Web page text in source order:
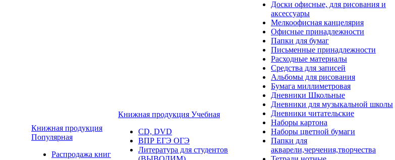
Книжная продукция
Популярная
Распродажа книг
Книжная продукция Учебная
CD, DVD
ВПР ЕГЭ ОГЭ
Литература для студентов
Доски офисные, для рисования и
аксессуары
Мелкоофисная канцелярия
Офисные принадлежности
Папки для бумаг
Письменные принадлежности
Расходные материалы
Средства для записей
Альбомы для рисования
Бумага миллиметровая
Дневники Школьные
Дневники для музыкальной школы
Дневники читательские
Наборы картона
Наборы цветной бумаги
Папки для
акварели,черчения,творчества